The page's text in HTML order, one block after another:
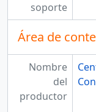
soporte
Área de
Nombre
del
productor